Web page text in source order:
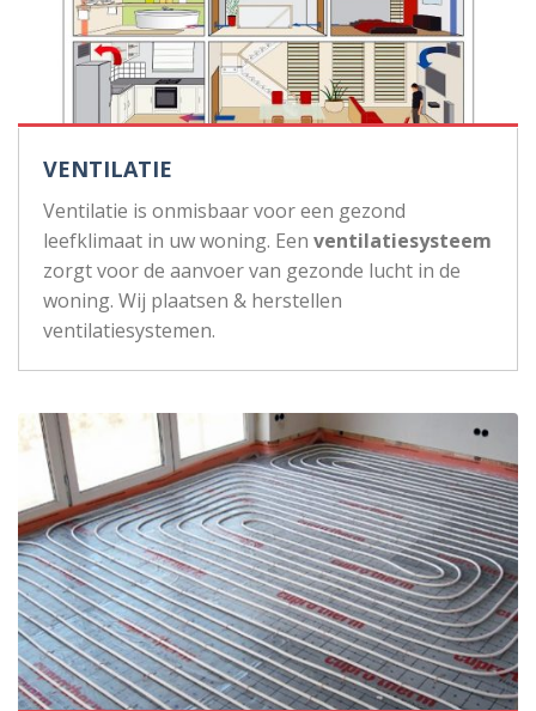
VENTILATIE
Ventilatie is onmisbaar voor een gezond
leefklimaat in uw woning. Een ventilatiesysteem
zorgt voor de aanvoer van gezonde lucht in de
woning. Wij plaatsen & herstellen
ventilatiesystemen.